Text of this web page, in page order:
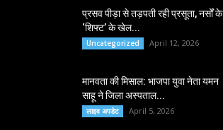
प्रसव पीड़ा से तड़पती रही प्रसूता, नर्सों के
‘शिफ्ट’ के खेल...
Uncategorized April 12, 2026
मानवता की मिसाल: भाजपा युवा नेता यमन
साहू ने जिला अस्पताल...
लाइव अपडेट April 5, 2026